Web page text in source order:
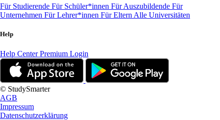
Für Studierende Für Schüler*innen Für Auszubildende Für
Unternehmen Für Lehrer*innen Für Eltern Alle Universitäten
Help
Help CenterPremium Login
© StudySmarter
AGB
Impressum
Datenschutzerklärung